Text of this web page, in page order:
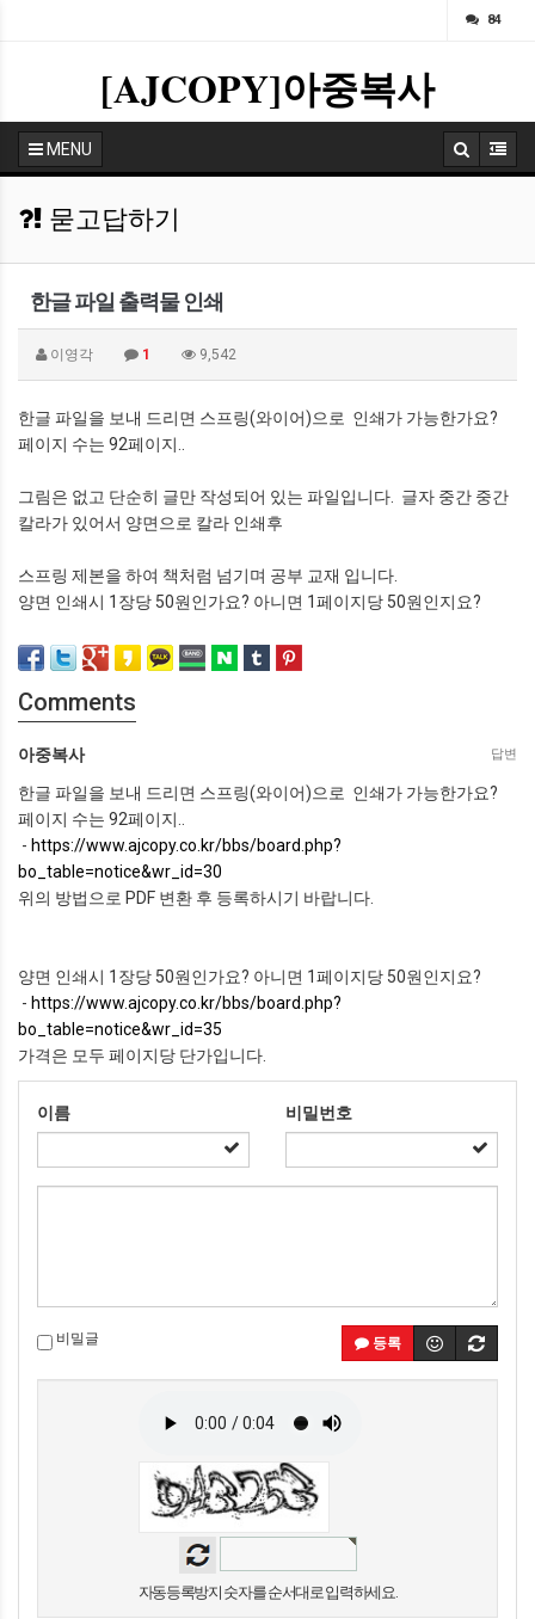
84
[AJCOPY]아중복사
MENU
묻고답하기
한글 파일 출력물 인쇄
이영각 1 9,542
한글 파일을 보내 드리면 스프링(와이어)으로 인쇄가 가능한가요?
페이지 수는 92페이지..
그림은 없고 단순히 글만 작성되어 있는 파일입니다. 글자 중간 중간
칼라가 있어서 양면으로 칼라 인쇄후
스프링 제본을 하여 책처럼 넘기며 공부 교재 입니다.
양면 인쇄시 1장당 50원인가요? 아니면 1페이지당 50원인지요?
Comments
아중복사 답변
한글 파일을 보내 드리면 스프링(와이어)으로 인쇄가 가능한가요?
페이지 수는 92페이지..
- https://www.ajcopy.co.kr/bbs/board.php?
bo_table=notice&wr_id=30
위의 방법으로 PDF 변환 후 등록하시기 바랍니다.
양면 인쇄시 1장당 50원인가요? 아니면 1페이지당 50원인지요?
- https://www.ajcopy.co.kr/bbs/board.php?
bo_table=notice&wr_id=35
가격은 모두 페이지당 단가입니다.
이름 비밀번호
등록
비밀글
자동등록방지 숫자를 순서대로 입력하세요.